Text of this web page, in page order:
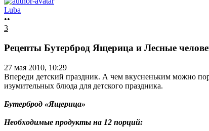
Luba
••
3
Рецепты Бутерброд Ящерица и Лесные
27 мая 2010, 10:29
Впереди детский праздник. А чем вкусненьким можно
изумительных блюда для детского праздника.
Бутерброд «Ящерица»
Необходимые продукты на 12 порций: